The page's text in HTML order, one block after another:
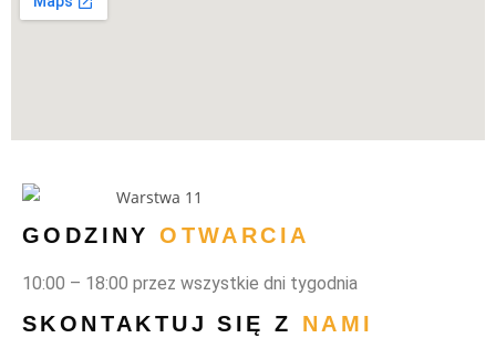
GODZINYOTWARCIA
10:00 – 18:00 przez wszystkie dni tygodnia
SKONTAKTUJ SIĘ Z NAMI